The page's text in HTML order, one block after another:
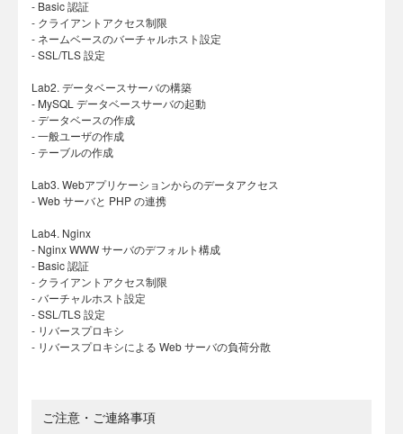
- Basic 認証
- クライアントアクセス制限
- ネームベースのバーチャルホスト設定
- SSL/TLS 設定
Lab2. データベースサーバの構築
- MySQL データベースサーバの起動
- データベースの作成
- 一般ユーザの作成
- テーブルの作成
Lab3. Webアプリケーションからのデータアクセス
- Web サーバと PHP の連携
Lab4. Nginx
- Nginx WWW サーバのデフォルト構成
- Basic 認証
- クライアントアクセス制限
- バーチャルホスト設定
- SSL/TLS 設定
- リバースプロキシ
- リバースプロキシによる Web サーバの負荷分散
ご注意・ご連絡事項